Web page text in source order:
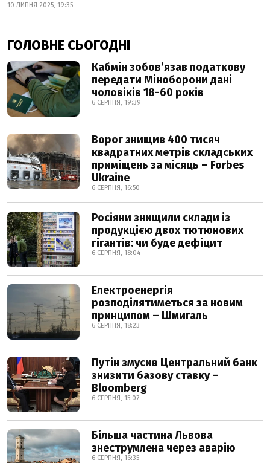
10 ЛИПНЯ 2025, 19:35
ГОЛОВНЕ СЬОГОДНІ
Кабмін зобовʼязав податкову
передати Міноборони дані
чоловіків 18-60 років
6 СЕРПНЯ, 19:39
Ворог знищив 400 тисяч
квадратних метрів складських
приміщень за місяць – Forbes
Ukraine
6 СЕРПНЯ, 16:50
Росіяни знищили склади із
продукцією двох тютюнових
гігантів: чи буде дефіцит
6 СЕРПНЯ, 18:04
Електроенергія
розподілятиметься за новим
принципом – Шмигаль
6 СЕРПНЯ, 18:23
Путін змусив Центральний банк
знизити базову ставку –
Bloomberg
6 СЕРПНЯ, 15:07
Більша частина Львова
знеструмлена через аварію
6 СЕРПНЯ, 16:35